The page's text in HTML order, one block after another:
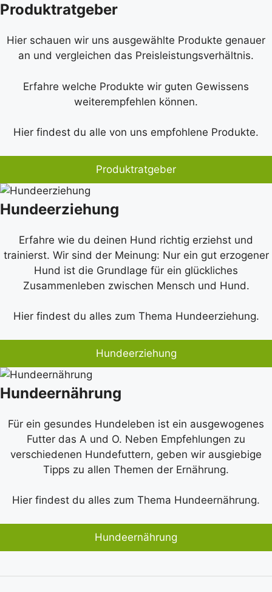
Produktratgeber
Hier schauen wir uns ausgewählte Produkte genauer
an und vergleichen das Preisleistungsverhältnis.
Erfahre welche Produkte wir guten Gewissens
weiterempfehlen können.
Hier findest du alle von uns empfohlene Produkte.
Produktratgeber
Hundeerziehung
Erfahre wie du deinen Hund richtig erziehst und
trainierst. Wir sind der Meinung: Nur ein gut erzogener
Hund ist die Grundlage für ein glückliches
Zusammenleben zwischen Mensch und Hund.
Hier findest du alles zum Thema Hundeerziehung.
Hundeerziehung
Hundeernährung
Für ein gesundes Hundeleben ist ein ausgewogenes
Futter das A und O. Neben Empfehlungen zu
verschiedenen Hundefuttern, geben wir ausgiebige
Tipps zu allen Themen der Ernährung.
Hier findest du alles zum Thema Hundeernährung.
Hundeernährung